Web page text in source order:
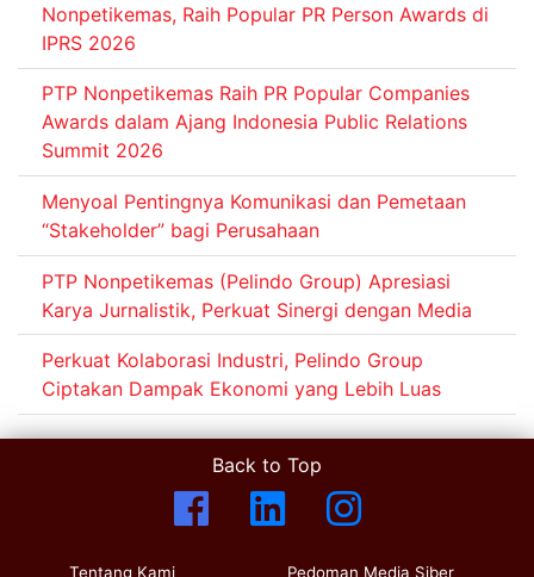
Nonpetikemas, Raih Popular PR Person Awards di
IPRS 2026
PTP Nonpetikemas Raih PR Popular Companies
Awards dalam Ajang Indonesia Public Relations
Summit 2026
Menyoal Pentingnya Komunikasi dan Pemetaan
“Stakeholder” bagi Perusahaan
PTP Nonpetikemas (Pelindo Group) Apresiasi
Karya Jurnalistik, Perkuat Sinergi dengan Media
Perkuat Kolaborasi Industri, Pelindo Group
Ciptakan Dampak Ekonomi yang Lebih Luas
Back to Top
Tentang Kami Pedoman Media Siber